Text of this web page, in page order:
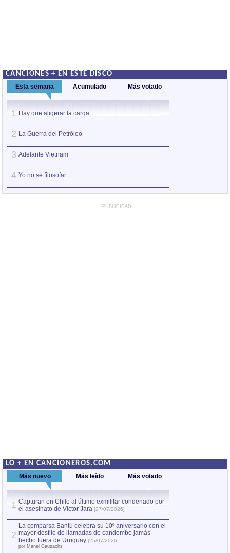
CANCIONES + EN ESTE DISCO
Esta semana Acumulado Más votado
1 Hay que aligerar la carga
2 La Guerra del Petróleo
3 Adelante Vietnam
4 Yo no sé filosofar
PUBLICIDAD
LO + EN CANCIONEROS.COM
Más nuevo Más leído Más votado
1 Capturan en Chile al último exmilitar condenado por
el asesinato de Víctor Jara [27/07/2026]
2
La comparsa Bantú celebra su 10º aniversario con el
mayor desfile de llamadas de candombe jamás
hecho fuera de Uruguay [25/07/2026]
por Manel Gausachs